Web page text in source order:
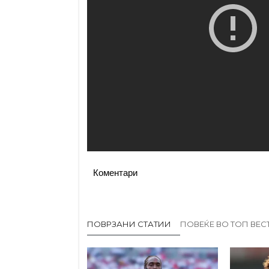
Коментари
ПОВРЗАНИ СТАТИИ ПОВЕЌЕ ВО ТОП